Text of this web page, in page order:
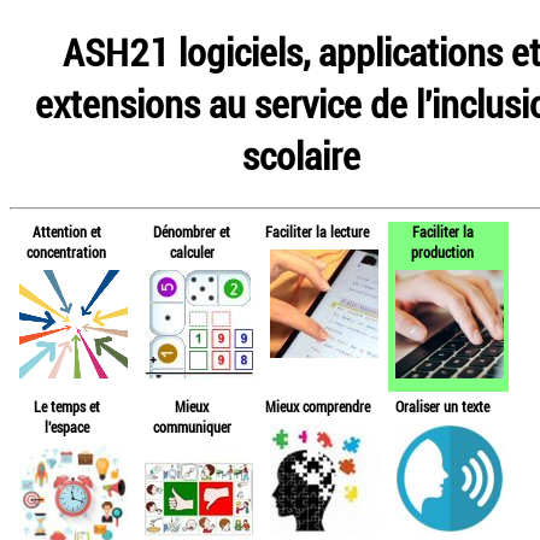
ASH21 logiciels, applications et
extensions au service de
scolaire
Attention et
concentration
Dénombrer et
calculer
Faciliter la lecture
Faciliter la
production
Le temps et
l'espace
Mieux
communiquer
Mieux comprendre Oraliser un texte